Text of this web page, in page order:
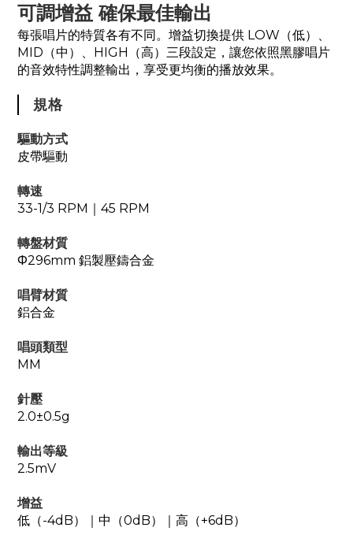
可調增益 確保最佳輸出
每張唱片的特質各有不同。增益切換提供 LOW（低）、
MID（中）、HIGH（高）三段設定，讓您依照黑膠唱片
的音效特性調整輸出，享受更均衡的播放效果。
規格
驅動方式
皮帶驅動
轉速
33-1/3 RPM｜45 RPM
轉盤材質
Φ296mm 鋁製壓鑄合金
唱臂材質
鋁合金
唱頭類型
MM
針壓
2.0±0.5g
輸出等級
2.5mV
增益
低（-4dB）｜中（0dB）｜高（+6dB）